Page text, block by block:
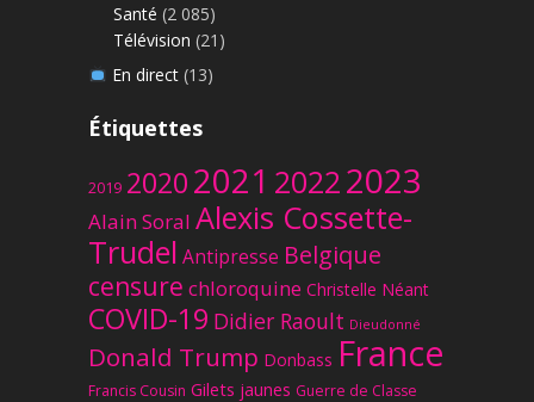
Santé (2 085)
Télévision (21)
En direct(13)
Étiquettes
2019 20202021 20222023
Alain Soral Alexis Cossette-
Trudel Antipresse Belgique
censure chloroquine Christelle Néant
COVID-19 Didier Raoult Dieudonné
Donald Trump Donbass France
Francis Cousin Gilets jaunes Guerre de Classe